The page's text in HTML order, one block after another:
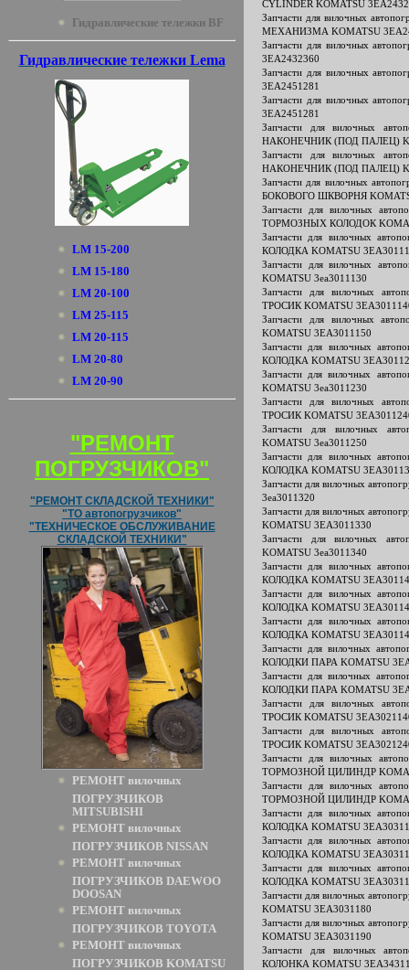
Гидравлические тележки BF
Гидравлические тележки Lema
LM 15-200
LM 15-180
LM 20-100
LM 25-115
LM 20-115
LM 20-80
LM 20-90
"РЕМОНТ
ПОГРУЗЧИКОВ"
"РЕМОНТ СКЛАДСКОЙ ТЕХНИКИ"
"ТО автопогрузчиков"
"ТЕХНИЧЕСКОЕ ОБСЛУЖИВАНИЕ
СКЛАДСКОЙ ТЕХНИКИ"
РЕМОНТ вилочных
ПОГРУЗЧИКОВ
MITSUBISHI
РЕМОНТ вилочных
ПОГРУЗЧИКОВ NISSAN
РЕМОНТ вилочных
ПОГРУЗЧИКОВ DAEWOO
DOOSAN
РЕМОНТ вилочных
ПОГРУЗЧИКОВ TOYOTA
РЕМОНТ вилочных
ПОГРУЗЧИКОВ KOMATSU
CYLINDER KOMATSU
Запчасти для вилочных
МЕХАНИЗМА KOMATSU
Запчасти для вилочных
3EA2432360
Запчасти для вилочных
3EA2451281
Запчасти для вилочных
3EA2451281
Запчасти для вилочных
НАКОНЕЧНИК (ПОД ПАЛЕЦ)
Запчасти для вилочных
НАКОНЕЧНИК (ПОД ПАЛЕЦ)
Запчасти для вилочных
БОКОВОГО ШКВОРНЯ
Запчасти для вилочных
ТОРМОЗНЫХ КОЛОДОК
Запчасти для вилочных
КОЛОДКА KOMATSU
Запчасти для вилочных
KOMATSU 3ea3011130
Запчасти для вилочных
ТРОСИК KOMATSU
Запчасти для вилочных
KOMATSU 3EA3011150
Запчасти для вилочных
КОЛОДКА KOMATSU
Запчасти для вилочных
KOMATSU 3ea3011230
Запчасти для вилочных
ТРОСИК KOMATSU
Запчасти для вилочных
KOMATSU 3ea3011250
Запчасти для вилочных
КОЛОДКА KOMATSU
Запчасти для вилочных
3ea3011320
Запчасти для вилочных
KOMATSU 3EA3011330
Запчасти для вилочных
KOMATSU 3ea3011340
Запчасти для вилочных
КОЛОДКА KOMATSU
Запчасти для вилочных
КОЛОДКА KOMATSU
Запчасти для вилочных
КОЛОДКА KOMATSU
Запчасти для вилочных
КОЛОДКИ ПАРА KOMATSU
Запчасти для вилочных
КОЛОДКИ ПАРА KOMATSU
Запчасти для вилочных
ТРОСИК KOMATSU
Запчасти для вилочных
ТРОСИК KOMATSU
Запчасти для вилочных
ТОРМОЗНОЙ ЦИЛИНДР
Запчасти для вилочных
ТОРМОЗНОЙ ЦИЛИНДР
Запчасти для вилочных
КОЛОДКА KOMATSU
Запчасти для вилочных
КОЛОДКА KOMATSU
Запчасти для вилочных
КОЛОДКА KOMATSU
Запчасти для вилочных
KOMATSU 3EA3031180
Запчасти для вилочных
KOMATSU 3EA3031190
Запчасти для вилочных
КОЛОНКА KOMATSU